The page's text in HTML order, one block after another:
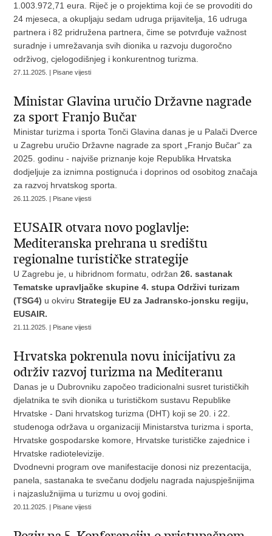
1.003.972,71 eura. Riječ je o projektima koji će se provoditi do
24 mjeseca, a okupljaju sedam udruga prijavitelja, 16 udruga
partnera i 82 pridružena partnera, čime se potvrđuje važnost
suradnje i umrežavanja svih dionika u razvoju dugoročno
održivog, cjelogodišnjeg i konkurentnog turizma.
27.11.2025. | Pisane vijesti
Ministar Glavina uručio Državne nagrade
za sport Franjo Bučar
Ministar turizma i sporta Tonči Glavina danas je u Palači Dverce
u Zagrebu uručio Državne nagrade za sport „Franjo Bučar“ za
2025. godinu - najviše priznanje koje Republika Hrvatska
dodjeljuje za iznimna postignuća i doprinos od osobitog značaja
za razvoj hrvatskog sporta.
26.11.2025. | Pisane vijesti
EUSAIR otvara novo poglavlje:
Mediteranska prehrana u središtu
regionalne turističke strategije
U Zagrebu je, u hibridnom formatu, održan26. sastanak
Tematske upravljačke skupine 4. stupa Održivi turizam
(TSG4) u okviruStrategije EU za Jadransko-jonsku regiju,
EUSAIR.
21.11.2025. | Pisane vijesti
Hrvatska pokrenula novu inicijativu za
održiv razvoj turizma na Mediteranu
Danas je u Dubrovniku započeo tradicionalni susret turističkih
djelatnika te svih dionika u turističkom sustavu Republike
Hrvatske - Dani hrvatskog turizma (DHT) koji se 20. i 22.
studenoga održava u organizaciji Ministarstva turizma i sporta,
Hrvatske gospodarske komore, Hrvatske turističke zajednice i
Hrvatske radiotelevizije.
Dvodnevni program ove manifestacije donosi niz prezentacija,
panela, sastanaka te svečanu dodjelu nagrada najuspješnijima
i najzaslužnijima u turizmu u ovoj godini.
20.11.2025. | Pisane vijesti